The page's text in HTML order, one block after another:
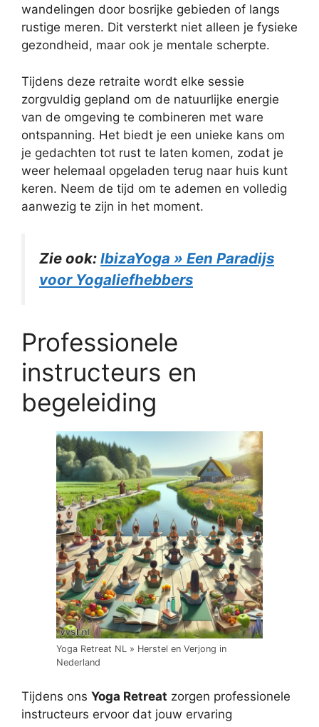
wandelingen door bosrijke gebieden of langs
rustige meren. Dit versterkt niet alleen je fysieke
gezondheid, maar ook je mentale scherpte.
Tijdens deze retraite wordt elke sessie
zorgvuldig gepland om de natuurlijke energie
van de omgeving te combineren met ware
ontspanning. Het biedt je een unieke kans om
je gedachten tot rust te laten komen, zodat je
weer helemaal opgeladen terug naar huis kunt
keren. Neem de tijd om te ademen en volledig
aanwezig te zijn in het moment.
Zie ook: IbizaYoga » Een Paradijs
voor Yogaliefhebbers
Professionele
instructeurs en
begeleiding
Yoga Retreat NL » Herstel en Verjong in
Nederland
Tijdens ons Yoga Retreat zorgen professionele
instructeurs ervoor dat jouw ervaring